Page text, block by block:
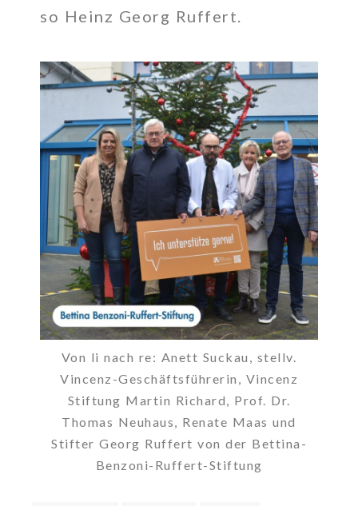
so Heinz Georg Ruffert.
Von li nach re: Anett Suckau, stellv.
Vincenz-Geschäftsführerin, Vincenz
Stiftung Martin Richard, Prof. Dr.
Thomas Neuhaus, Renate Maas und
Stifter Georg Ruffert von der Bettina-
Benzoni-Ruffert-Stiftung